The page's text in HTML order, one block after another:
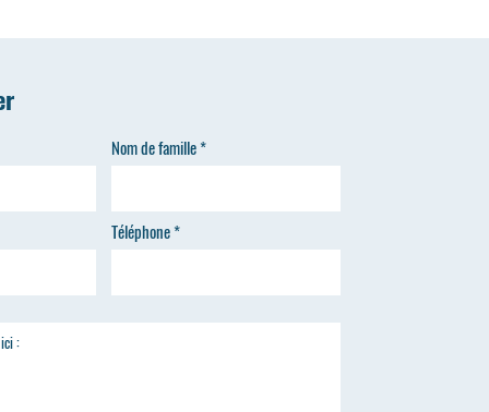
Nom de famille
Téléphone